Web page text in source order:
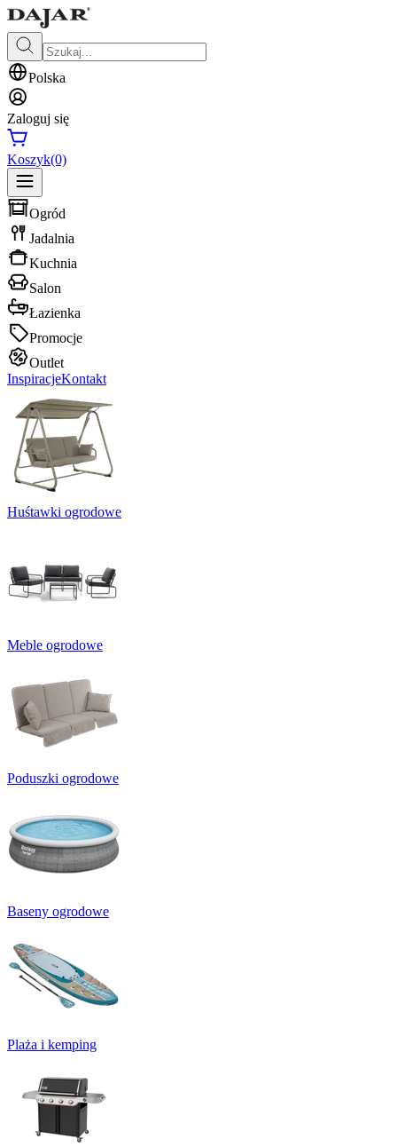
Polska
Zaloguj się
Koszyk(0)
Ogród
Jadalnia
Kuchnia
Salon
Łazienka
Promocje
Outlet
InspiracjeKontakt
Huśtawki ogrodowe
Meble ogrodowe
Poduszki ogrodowe
Baseny ogrodowe
Plaża i kemping